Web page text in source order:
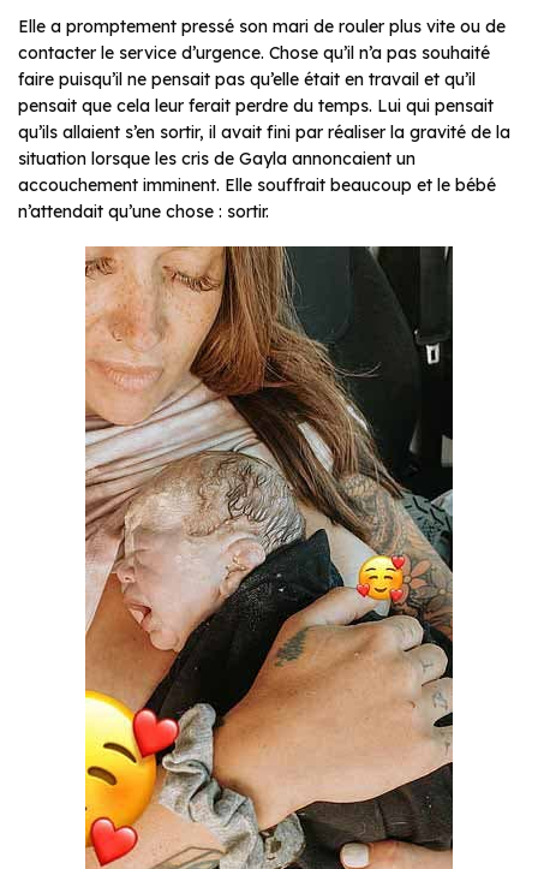
Elle a promptement pressé son mari de rouler plus vite ou de
contacter le service d’urgence. Chose qu’il n’a pas souhaité
faire puisqu’il ne pensait pas qu’elle était en travail et qu’il
pensait que cela leur ferait perdre du temps. Lui qui pensait
qu’ils allaient s’en sortir, il avait fini par réaliser la gravité de la
situation lorsque les cris de Gayla annoncaient un
accouchement imminent. Elle souffrait beaucoup et le bébé
n’attendait qu’une chose : sortir.